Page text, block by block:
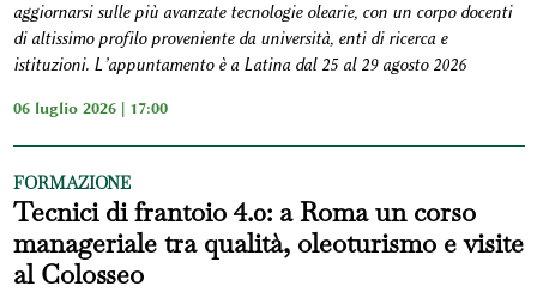
aggiornarsi sulle più avanzate tecnologie olearie, con un corpo docenti
di altissimo profilo proveniente da università, enti di ricerca e
istituzioni. L’appuntamento è a Latina dal 25 al 29 agosto 2026
06 luglio 2026 | 17:00
FORMAZIONE
Tecnici di frantoio 4.0: a Roma un corso
manageriale tra qualità, oleoturismo e visite
al Colosseo